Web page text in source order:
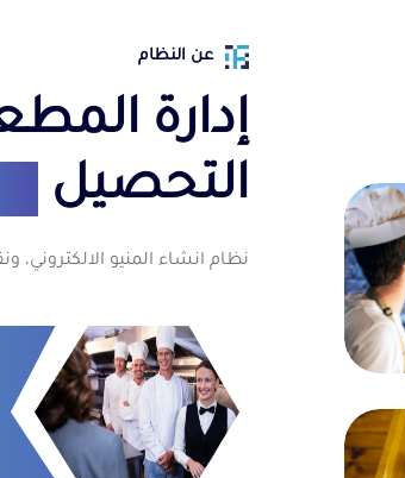
عن النظام
إدارة
التحصيل
نظام انشاء المنيو الالكتروني،